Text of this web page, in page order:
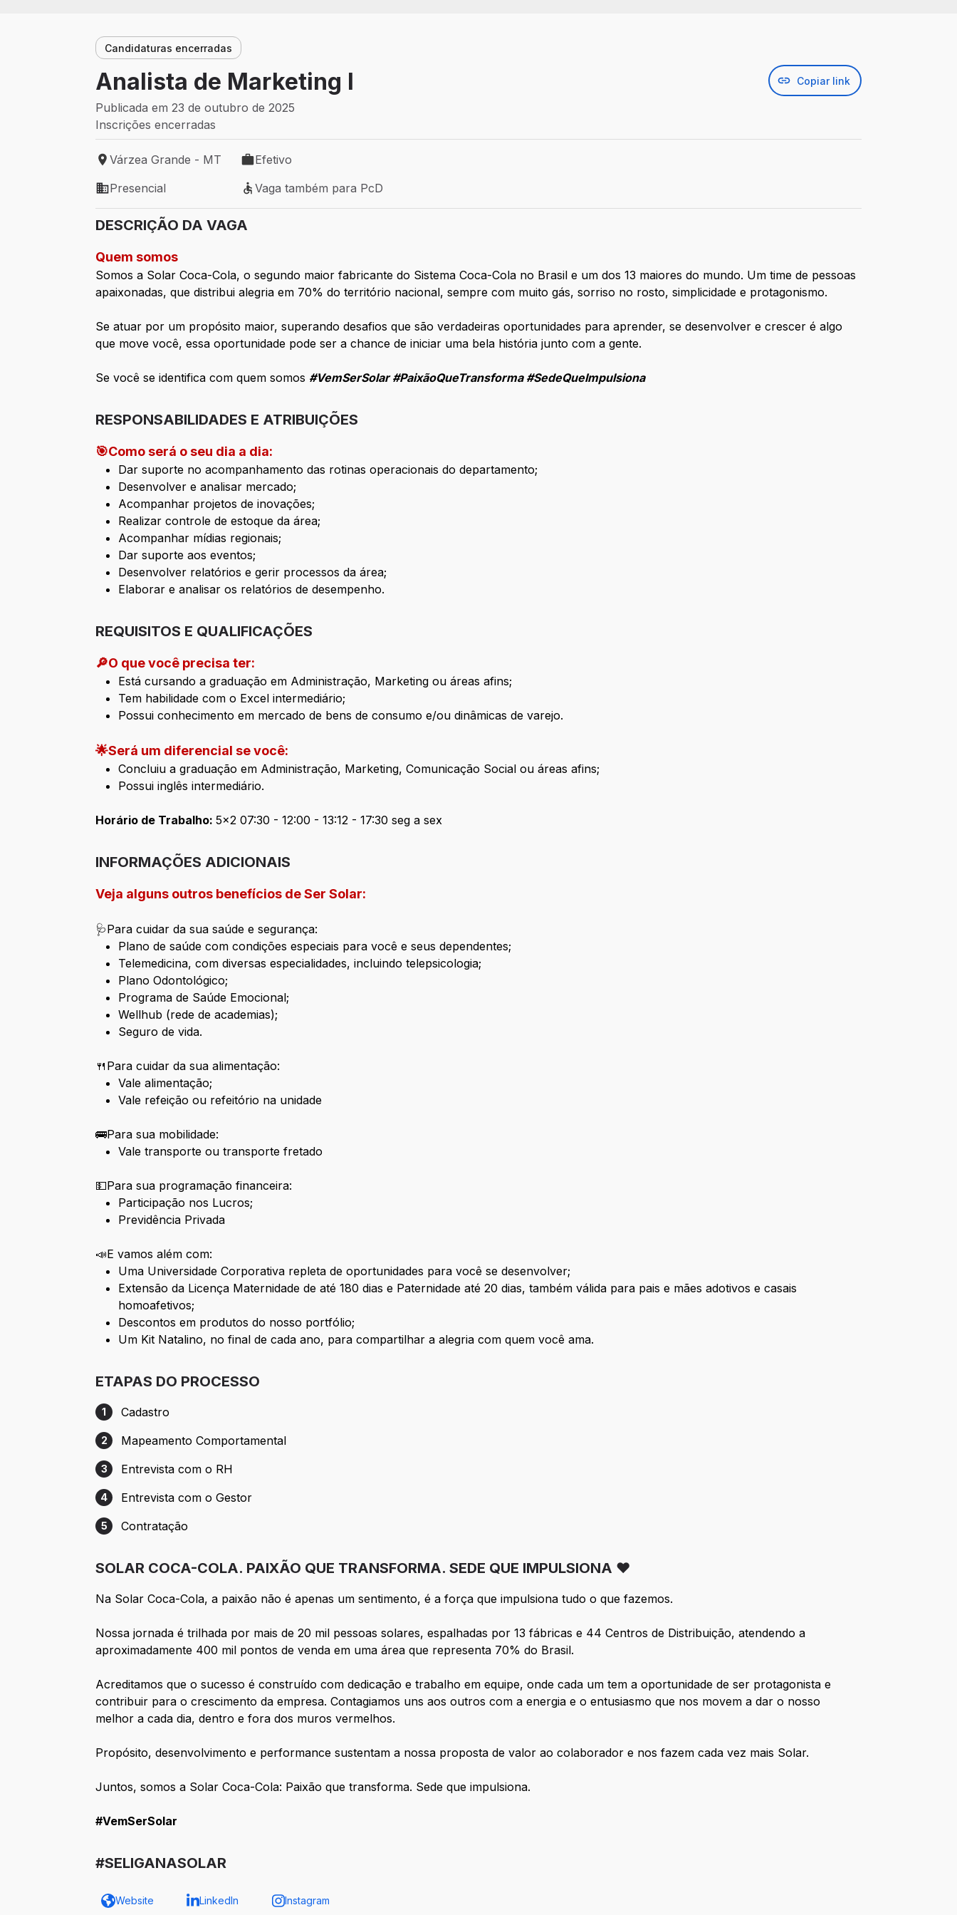
Candidaturas encerradas
Analista de Marketing I Copiar link
Publicada em 23 de outubro de 2025
Inscrições encerradas
Local de trabalho: Várzea Grande - MT
Várzea Grande - MT
Tipo de vaga: Efetivo
Efetivo
Modelo de trabalho: Presencial
Presencial
Vaga também para PcD
Vaga também para PcD
DESCRIÇÃO DA VAGA
Quem somos
Somos a Solar Coca-Cola, o segundo maior fabricante do Sistema Coca-Cola no Brasil e um dos 13 maiores do mundo. Um time de pessoas
apaixonadas, que distribui alegria em 70% do território nacional, sempre com muito gás, sorriso no rosto, simplicidade e protagonismo.
Se atuar por um propósito maior, superando desafios que são verdadeiras oportunidades para aprender, se desenvolver e crescer é algo
que move você, essa oportunidade pode ser a chance de iniciar uma bela história junto com a gente.
Se você se identifica com quem somos #VemSerSolar #PaixãoQueTransforma #SedeQueImpulsiona
RESPONSABILIDADES E ATRIBUIÇÕES
🎯Como será o seu dia a dia:
Dar suporte no acompanhamento das rotinas operacionais do departamento;
Desenvolver e analisar mercado;
Acompanhar projetos de inovações;
Realizar controle de estoque da área;
Acompanhar mídias regionais;
Dar suporte aos eventos;
Desenvolver relatórios e gerir processos da área;
Elaborar e analisar os relatórios de desempenho.
REQUISITOS E QUALIFICAÇÕES
🔎O que você precisa ter:
Está cursando a graduação em Administração, Marketing ou áreas afins;
Tem habilidade com o Excel intermediário;
Possui conhecimento em mercado de bens de consumo e/ou dinâmicas de varejo.
🌟Será um diferencial se você:
Concluiu a graduação em Administração, Marketing, Comunicação Social ou áreas afins;
Possui inglês intermediário.
Horário de Trabalho:5x2 07:30 - 12:00 - 13:12 - 17:30 seg a sex
INFORMAÇÕES ADICIONAIS
Veja alguns outros benefícios de Ser Solar:
🩺Para cuidar da sua saúde e segurança:
Plano de saúde com condições especiais para você e seus dependentes;
Telemedicina, com diversas especialidades, incluindo telepsicologia;
Plano Odontológico;
Programa de Saúde Emocional;
Wellhub (rede de academias);
Seguro de vida.
🍴Para cuidar da sua alimentação:
Vale alimentação;
Vale refeição ou refeitório na unidade
🚌Para sua mobilidade:
Vale transporte ou transporte fretado
💵Para sua programação financeira:
Participação nos Lucros;
Previdência Privada
📣E vamos além com:
Uma Universidade Corporativa repleta de oportunidades para você se desenvolver;
Extensão da Licença Maternidade de até 180 dias e Paternidade até 20 dias, também válida para pais e mães adotivos e casais
homoafetivos;
Descontos em produtos do nosso portfólio;
Um Kit Natalino, no final de cada ano, para compartilhar a alegria com quem você ama.
ETAPAS DO PROCESSO
Etapa 1: Cadastro
1 Cadastro
Etapa 2: Mapeamento Comportamental
2 Mapeamento Comportamental
Etapa 3: Entrevista com o RH
3 Entrevista com o RH
Etapa 4: Entrevista com o Gestor
4 Entrevista com o Gestor
Etapa 5: Contratação
5 Contratação
SOLAR COCA-COLA. PAIXÃO QUE TRANSFORMA. SEDE QUE IMPULSIONA ❤️
Na Solar Coca-Cola, a paixão não é apenas um sentimento, é a força que impulsiona tudo o que fazemos.
Nossa jornada é trilhada por mais de 20 mil pessoas solares, espalhadas por 13 fábricas e 44 Centros de Distribuição, atendendo a
aproximadamente 400 mil pontos de venda em uma área que representa 70% do Brasil.
Acreditamos que o sucesso é construído com dedicação e trabalho em equipe, onde cada um tem a oportunidade de ser protagonista e
contribuir para o crescimento da empresa. Contagiamos uns aos outros com a energia e o entusiasmo que nos movem a dar o nosso
melhor a cada dia, dentro e fora dos muros vermelhos.
Propósito, desenvolvimento e performance sustentam a nossa proposta de valor ao colaborador e nos fazem cada vez mais Solar.
Juntos, somos a Solar Coca-Cola: Paixão que transforma. Sede que impulsiona.
#VemSerSolar
#SELIGANASOLAR
Website LinkedIn Instagram